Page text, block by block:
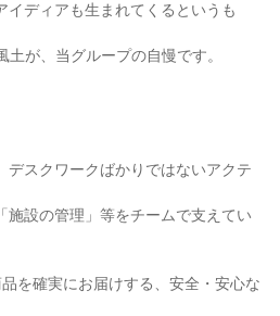
イディアも生まれてくるというも
が、当グループの自慢です。
デスクワークばかりではないアクテ
施設の管理」等をチームで支えてい
を確実にお届けする、安全・安心な